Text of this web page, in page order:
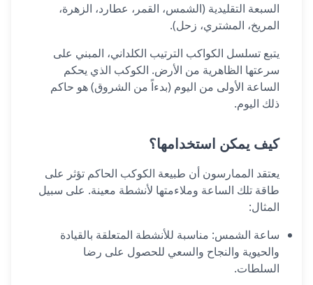
السبعة التقليدية (الشمس، القمر، عطارد، الزهرة،
المريخ، المشتري، زحل).
يتبع تسلسل الكواكب الترتيب الكلداني، المبني على
سرعتها الظاهرية من الأرض. الكوكب الذي يحكم
الساعة الأولى من اليوم (بدءاً من الشروق) هو حاكم
ذلك اليوم.
كيف يمكن استخدامها؟
يعتقد الممارسون أن طبيعة الكوكب الحاكم تؤثر على
طاقة تلك الساعة وملاءمتها لأنشطة معينة. على سبيل
المثال:
ساعة الشمس: مناسبة للأنشطة المتعلقة بالقيادة
والحيوية والنجاح والسعي للحصول على رضا
السلطات.